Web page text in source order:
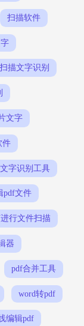
扫描软件
扫描文字识别
文字
件
字识别工具
pdf文件
行文件扫描
器
pdf合并工具
word转pdf
编辑pdf